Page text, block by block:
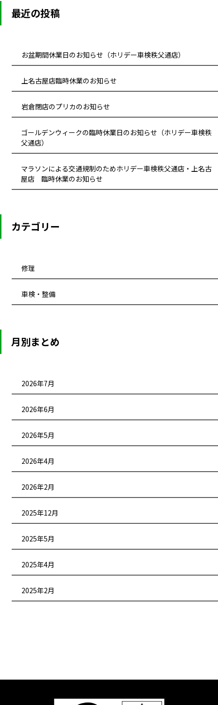
最近の投稿
お盆期間休業日のお知らせ（ホリデー車検秩父通店）
上名古屋店臨時休業のお知らせ
岩倉閉店のプリカのお知らせ
ゴールデンウィークの臨時休業日のお知らせ（ホリデー車検秩
父通店）
マラソンによる交通規制のためホリデー車検秩父通店・上名古
屋店 臨時休業のお知らせ
カテゴリー
修理
車検・整備
月別まとめ
2026年7月
2026年6月
2026年5月
2026年4月
2026年2月
2025年12月
2025年5月
2025年4月
2025年2月